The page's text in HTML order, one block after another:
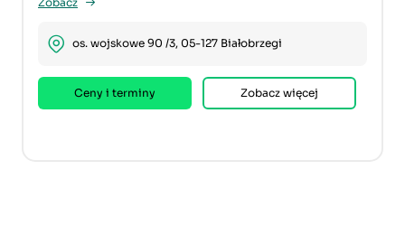
os. wojskowe 90 /3, 05-127 Białobrzegi
Ceny i terminy Zobacz więcej